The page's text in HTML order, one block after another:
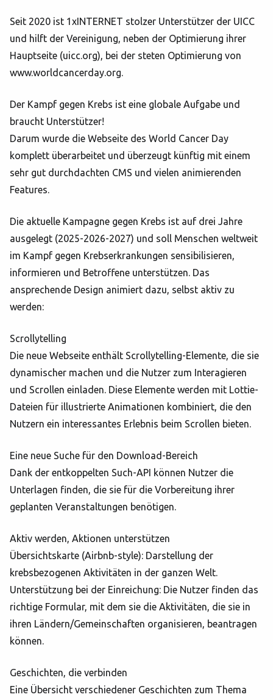
Seit 2020 ist 1xINTERNET stolzer Unterstützer der UICC
und hilft der Vereinigung, neben der Optimierung ihrer
Hauptseite (uicc.org), bei der steten Optimierung von
www.worldcancerday.org.
Der Kampf gegen Krebs ist eine globale Aufgabe und
braucht Unterstützer!
Darum wurde die Webseite des World Cancer Day
komplett überarbeitet und überzeugt künftig mit einem
sehr gut durchdachten CMS und vielen animierenden
Features.
Die aktuelle Kampagne gegen Krebs ist auf drei Jahre
ausgelegt (2025-2026-2027) und soll Menschen weltweit
im Kampf gegen Krebserkrankungen sensibilisieren,
informieren und Betroffene unterstützen. Das
ansprechende Design animiert dazu, selbst aktiv zu
werden:
Scrollytelling
Die neue Webseite enthält Scrollytelling-Elemente, die sie
dynamischer machen und die Nutzer zum Interagieren
und Scrollen einladen. Diese Elemente werden mit Lottie-
Dateien für illustrierte Animationen kombiniert, die den
Nutzern ein interessantes Erlebnis beim Scrollen bieten.
Eine neue Suche für den Download-Bereich
Dank der entkoppelten Such-API können Nutzer die
Unterlagen finden, die sie für die Vorbereitung ihrer
geplanten Veranstaltungen benötigen.
Aktiv werden, Aktionen unterstützen
Übersichtskarte (Airbnb-style): Darstellung der
krebsbezogenen Aktivitäten in der ganzen Welt.
Unterstützung bei der Einreichung: Die Nutzer finden das
richtige Formular, mit dem sie die Aktivitäten, die sie in
ihren Ländern/Gemeinschaften organisieren, beantragen
können.
Geschichten, die verbinden
Eine Übersicht verschiedener Geschichten zum Thema